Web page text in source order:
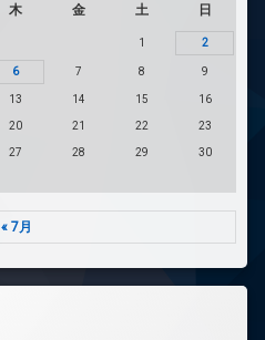
木 金 土 日
1 2
6 7 8 9
13 14 15 16
20 21 22 23
27 28 29 30
« 7月